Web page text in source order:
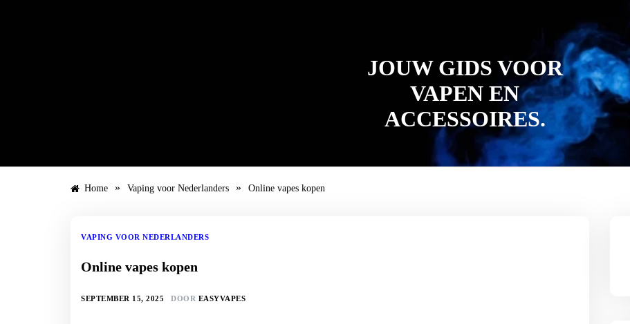
JOUW GIDS VOOR
VAPEN EN
ACCESSOIRES.
Home » Vaping voor Nederlanders » Online vapes kopen
VAPING VOOR NEDERLANDERS
Online vapes kopen
SEPTEMBER 15, 2025 DOOR EASYVAPES